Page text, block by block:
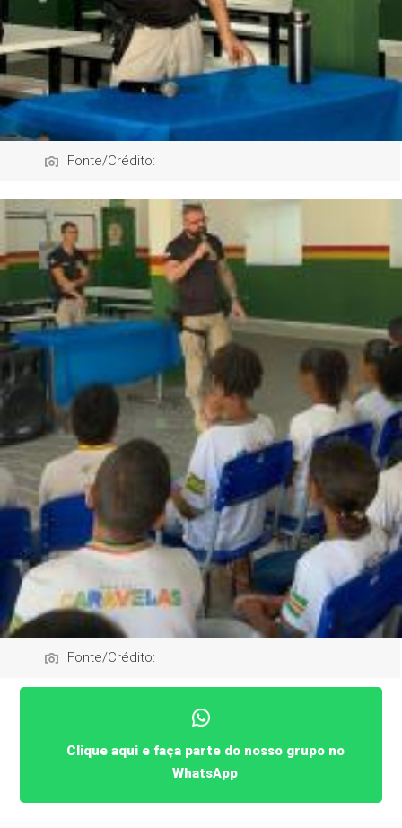
Fonte/Crédito:
Fonte/Crédito:
Clique aqui e faça parte do nosso grupo no
WhatsApp